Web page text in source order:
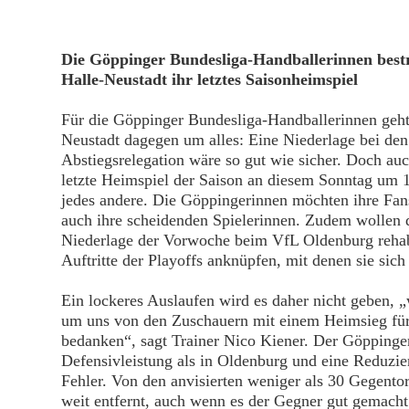
Die Göppinger Bundesliga-Handballerinnen
Halle-Neustadt ihr letztes Saisonheimspiel
Für die Göppinger Bundesliga-Handballerinnen
Neustadt dagegen um alles: Eine Niederlage bei
Abstiegsrelegation wäre so gut wie sicher. Doch
letzte Heimspiel der Saison an diesem Sonntag
jedes andere. Die Göppingerinnen möchten ihre
auch ihre scheidenden Spielerinnen. Zudem
Niederlage der Vorwoche beim VfL Oldenburg
Auftritte der Playoffs anknüpfen, mit denen sie
Ein lockeres Auslaufen wird es daher nicht geben,
um uns von den Zuschauern mit einem Heimsieg
bedanken“, sagt Trainer Nico Kiener. Der
Defensivleistung als in Oldenburg und eine
Fehler. Von den anvisierten weniger als 30
weit entfernt, auch wenn es der Gegner gut